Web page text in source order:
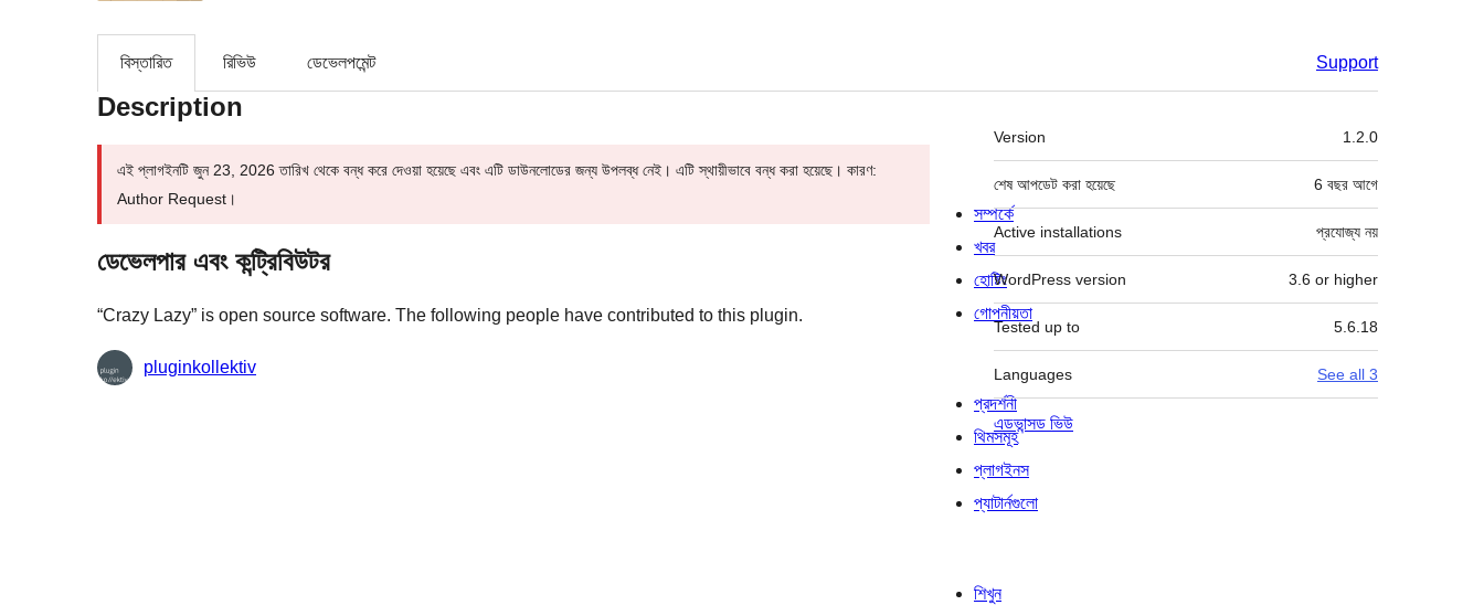
বিস্তারিত রিভিউ ডেভেলপমেন্ট Support
Description
এই প্লাগইনটি জুন 23, 2026 তারিখ থেকে বন্ধ করে দেওয়া হয়েছে এবং এটি ডাউনলোডের জন্য উপলব্ধ নেই। এটি স্থায়ীভাবে বন্ধ করা হয়েছে। কারণ:
Author Request।
ডেভেলপার এবং কন্ট্রিবিউটর
“Crazy Lazy” is open source software. The following people have contributed to this plugin.
কন্ট্রিবিউটরpluginkollektiv
মেটা
Version 1.2.0
শেষ আপডেট করা হয়েছে 6 বছর আগে
Active installations প্রযোজ্য নয়
WordPress version 3.6 or higher
Tested up to 5.6.18
Languages See all 3
এডভান্সড ভিউ
সম্পর্কে
খবর
হোষ্টিং
গোপনীয়তা
প্রদর্শনী
থিমসমূহ
প্লাগইনস
প্যাটার্নগুলো
শিখুন